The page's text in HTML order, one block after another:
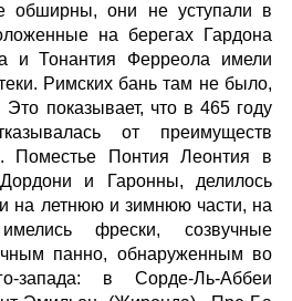
обширны, они не уступали в
на берегах Гардона
и Тонантия Ферреола имели
Римских бань там не было,
показывает, что в 465 году
от преимуществ
Поместье Понтия Леонтия в
и Гаронны, делилось
на летнюю и зимнюю части, на
фрески, созвучные
панно, обнаруженным во
запада: в Сорде-Ль-Аббеи